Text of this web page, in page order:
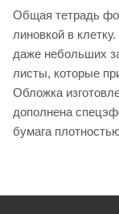
Общая тетрадь
линовкой в
даже небольших
листы, которые
Обложка
дополнена
бумага